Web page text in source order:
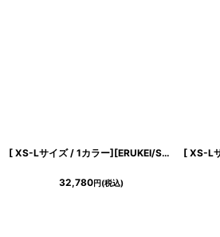
[ XS-Lサイズ / 1カラー][ERUKEI/SETTAN]レッド×ブラック・サテン・レース・長袖・シアー・タイト・マーメイド・ロングドレス[送料無料]
32,780円(税込)